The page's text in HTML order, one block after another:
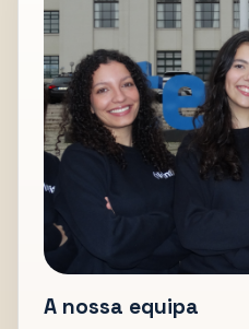
A nossa equipa